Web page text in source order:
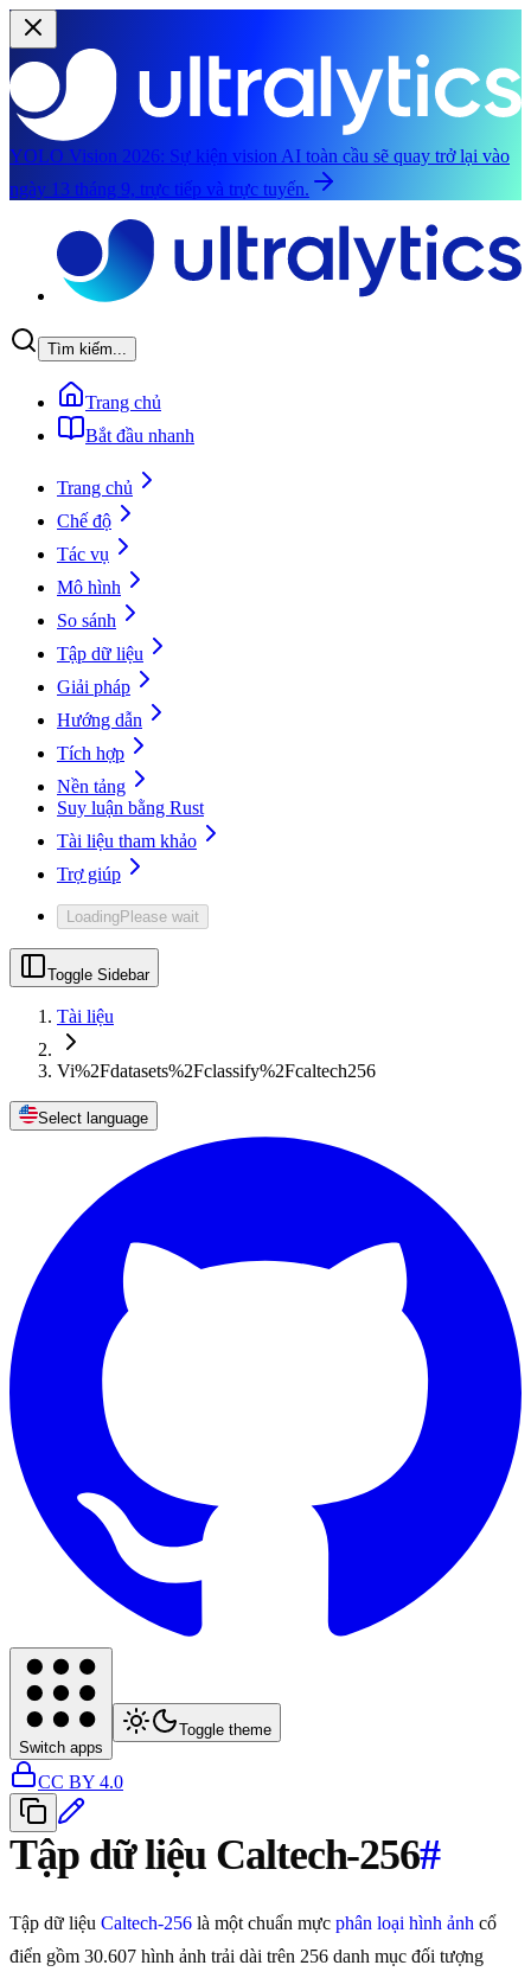
YOLO Vision 2026: Sự kiện vision AI toàn cầu sẽ quay trở lại vào
ngày 13 tháng 9, trực tiếp và trực tuyến.
Tìm kiếm...
Trang chủ
Bắt đầu nhanh
Trang chủ
Chế độ
Tác vụ
Mô hình
So sánh
Tập dữ liệu
Giải pháp
Hướng dẫn
Tích hợp
Nền tảng
Suy luận bằng Rust
Tài liệu tham khảo
Trợ giúp
LoadingPlease wait
Toggle Sidebar
Tài liệu
Vi%2Fdatasets%2Fclassify%2Fcaltech256
Select language
Switch apps
Toggle theme
CC BY 4.0
Tập dữ liệu Caltech-256#
Tập dữ liệu Caltech-256 là một chuẩn mực phân loại hình ảnh cổ
điển gồm 30.607 hình ảnh trải dài trên 256 danh mục đối tượng